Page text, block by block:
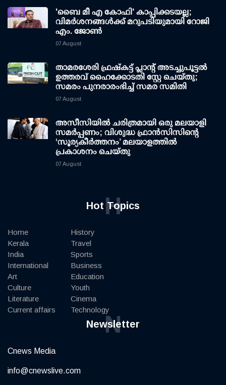
'ബൈ മീ എ കോഫി' കാപ്പിക്കടയല്ല;
വിമര്‍ശനങ്ങള്‍ക്ക് മറുപടിയുമായി റോജി
എം. ജോണ്‍
07 August
താമരശേരി ഫ്രഷ്കട്ട് പ്ലാന്റ് അടച്ചുപൂട്ടൽ
ഉത്തരവ് ഹൈക്കോടതി സ്റ്റേ ചെയ്തു;
സമരം പുനരാരംഭിച്ച് സമര സമിതി
07 August
അസീസിയിൽ ചരിത്രമായി ഒരു മലയാളി
സമർപ്പണം; വിശുദ്ധ ഫ്രാൻസിസിന്റെ
‘സൂര്യകീർത്തനം’ മലയാളത്തിൽ
പ്രകാശനം ചെയ്തു
07 August
Hot Topics
H
Home
Kerala
India
International
Art
Culture
Literature
Current affairs
History
Travel
Sports
Business
Education
Youth
Cinema
Technology
Newsletter
N
Cnews Media
info@cnewslive.com